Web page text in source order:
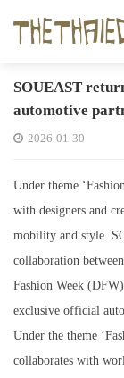
SOUEAST
automotive
2026-01-30
Under theme
with designers and
mobility and style.
collaboration
Fashion Week
exclusive official
Under the theme
collaborates with